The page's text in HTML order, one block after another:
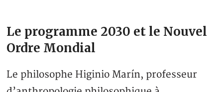
Le programme 2030 et le Nouvel
Ordre Mondial
Le philosophe Higinio Marín, professeur